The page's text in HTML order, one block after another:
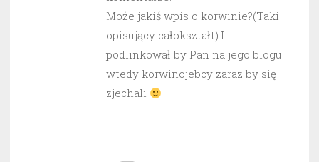
Może jakiś wpis o korwinie?(Taki
opisujący całokształt).I
podlinkował by Pan na jego blogu
wtedy korwinojebcy zaraz by się
zjechali